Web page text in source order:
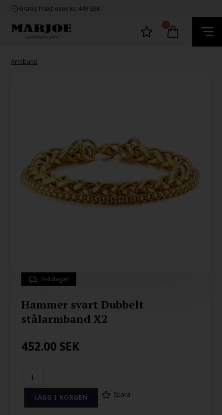
Gratis frakt over kr. 449 SEK
100% nikkelfria smycken
Snabb leverans
100% nikkelfria smycken
0
Armband
2-4 dagar
Hammer svart Dubbelt
stålarmband X2
452.00 SEK
Spara